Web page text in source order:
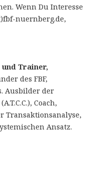
Wenn Du Interesse
nuernberg.de,
Trainer,
des FBF,
Ausbilder der
Coach,
Transaktionsanalyse,
Ansatz.